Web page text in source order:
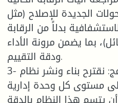
الجديدة للإصلاح (مثل
بدلاً من الرقابة
بما يضمن مرونة الأداء
ودقة التقييم.
3- التأسيس لنظام معلوماتي مندمج: نقترح بناء ونشر نظام
مستوى كل وحدة إدارية